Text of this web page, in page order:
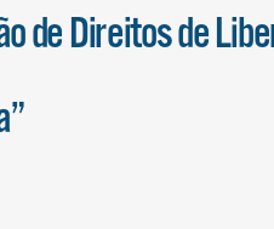
de Direitos de